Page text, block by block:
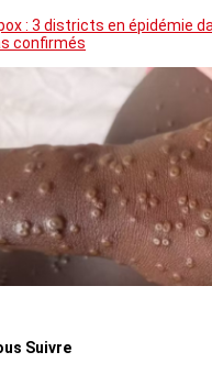
: 3 districts en épidémie
confirmés
Suivre